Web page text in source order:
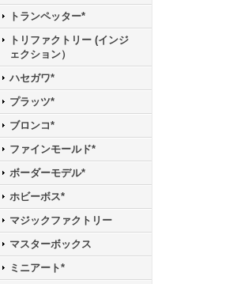
トランペッター*
トリファクトリー (インジ
ェクション）
ハセガワ*
プラッツ*
ブロンコ*
ファインモールド*
ボーダーモデル*
ホビーボス*
マジックファクトリー
マスターボックス
ミニアート*